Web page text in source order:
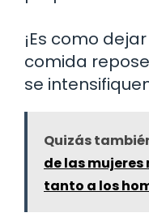
¡Es como
comida
se
Quizás
de las mujeres
tanto a los